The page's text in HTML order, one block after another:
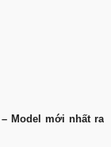
– Model mới nhất ra